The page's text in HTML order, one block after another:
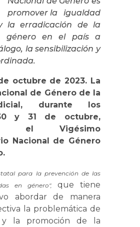
promover la igualdad
la erradicación de la
género en el país a
la sensibilización y
octubre de 2023. La
de Género de la
durante los
y 31 de octubre,
el Vigésimo
Nacional de Género
para la prevención de las
en género", que tiene
abordar de manera
la problemática de
y la promoción de la